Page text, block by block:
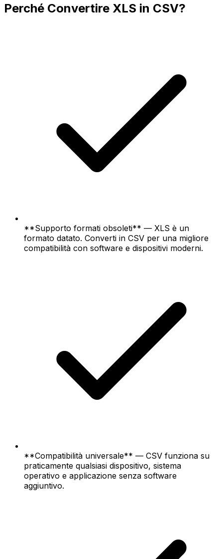
Perché Convertire XLS in CSV?
**Supporto formati obsoleti** — XLS è un
formato datato. Converti in CSV per una migliore
compatibilità con software e dispositivi moderni.
**Compatibilità universale** — CSV funziona su
praticamente qualsiasi dispositivo, sistema
operativo e applicazione senza software
aggiuntivo.